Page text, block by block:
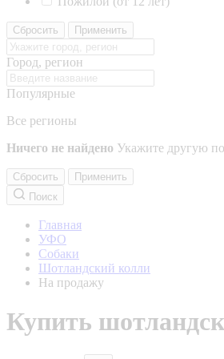
Сбросить Применить
Город, регион
Популярные
Все регионы
Ничего не найдено Укажите другую
Сбросить
Применить
Поиск
Главная
УФО
Собаки
Шотландский колли
На продажу
Купить